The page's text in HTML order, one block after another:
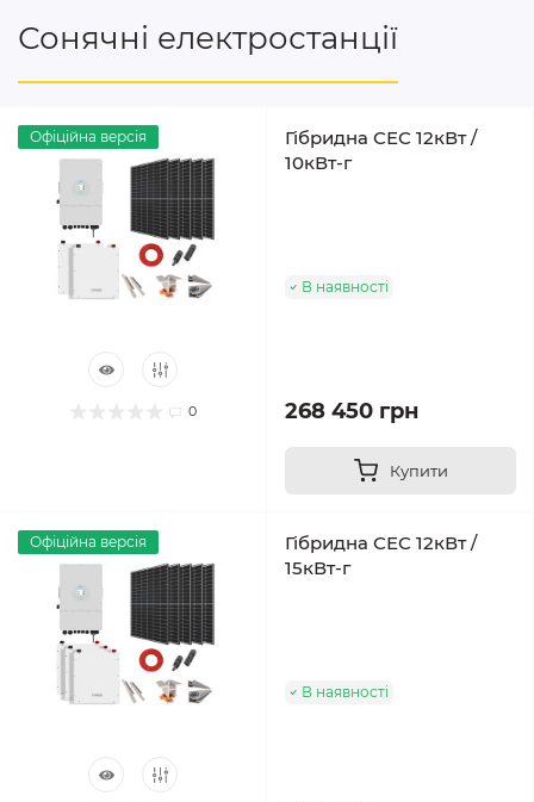
Сонячні електростанції
Офіційна версія
0
Гібридна СЕС 12кВт /
10кВт-г
В наявності
268 450 грн
Купити
Офіційна версія
Гібридна СЕС 12кВт /
15кВт-г
В наявності